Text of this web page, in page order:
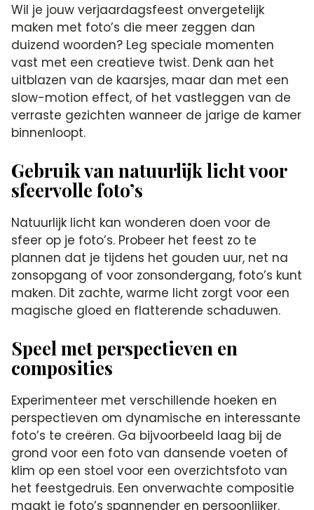
Wil je jouw verjaardagsfeest onvergetelijk
maken met foto’s die meer zeggen dan
duizend woorden? Leg speciale momenten
vast met een creatieve twist.​ Denk aan het
uitblazen van de kaarsjes, maar dan met een
slow-motion effect, of het vastleggen van de
verraste gezichten wanneer de jarige de kamer
binnenloopt.​
Gebruik van natuurlijk licht voor
sfeervolle foto’s
Natuurlijk licht kan wonderen doen voor de
sfeer op je foto’s.​ Probeer het feest zo te
plannen dat je tijdens het gouden uur, net na
zonsopgang of voor zonsondergang, foto’s kunt
maken.​ Dit zachte, warme licht zorgt voor een
magische gloed en flatterende schaduwen.​
Speel met perspectieven en
composities
Experimenteer met verschillende hoeken en
perspectieven om dynamische en interessante
foto’s te creëren.​ Ga bijvoorbeeld laag bij de
grond voor een foto van dansende voeten of
klim op een stoel voor een overzichtsfoto van
het feestgedruis.​ Een onverwachte compositie
maakt je foto’s spannender en persoonlijker.​